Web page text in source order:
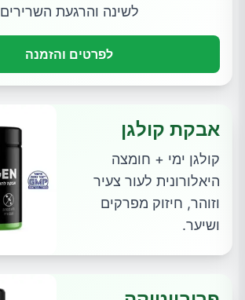
לשינה והרגעת השרירים
לפרטים והזמנה
אבקת קולגן
קולגן ימי + חומצה
היאלורונית לעור צעיר
וזוהר, חיזוק מפרקים
ושיער.